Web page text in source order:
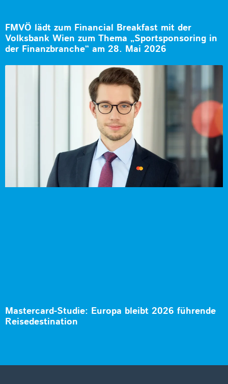
FMVÖ lädt zum Financial Breakfast mit der
Volksbank Wien zum Thema „Sportsponsoring in
der Finanzbranche“ am 28. Mai 2026
Mastercard-Studie: Europa bleibt 2026 führende
Reisedestination